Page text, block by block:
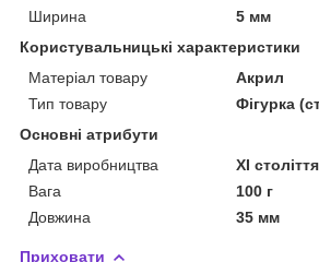
Ширина
5 мм
Користувальницькі характеристики
Матеріал товару
Акрил
Тип товару
Фігурка
Основні атрибути
Дата виробництва
ХI століття
Вага
100 г
Довжина
35 мм
Приховати